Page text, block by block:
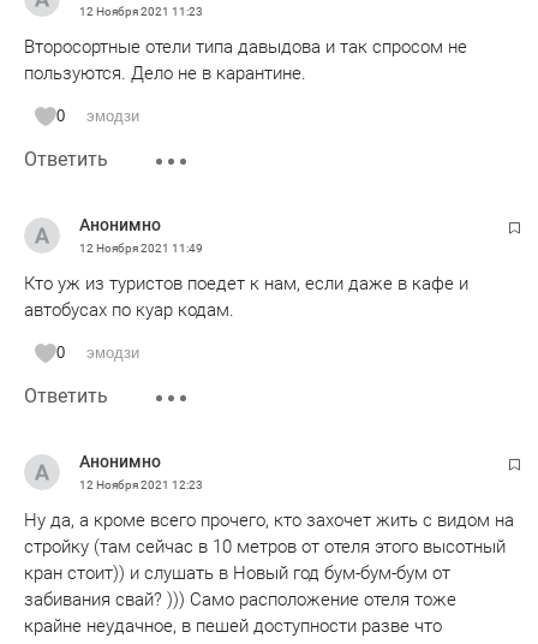
12 Ноября 2021 11:23
Второсортные отели типа давыдова и так спросом не
пользуются. Дело не в карантине.
0 эмодзи
Ответить
Анонимно
12 Ноября 2021 11:49
Кто уж из туристов поедет к нам, если даже в кафе и
автобусах по куар кодам.
0 эмодзи
Ответить
Анонимно
12 Ноября 2021 12:23
Ну да, а кроме всего прочего, кто захочет жить с видом на
стройку (там сейчас в 10 метров от отеля этого высотный
кран стоит)) и слушать в Новый год бум-бум-бум от
забивания свай? ))) Само расположение отеля тоже
крайне неудачное, в пешей доступности разве что